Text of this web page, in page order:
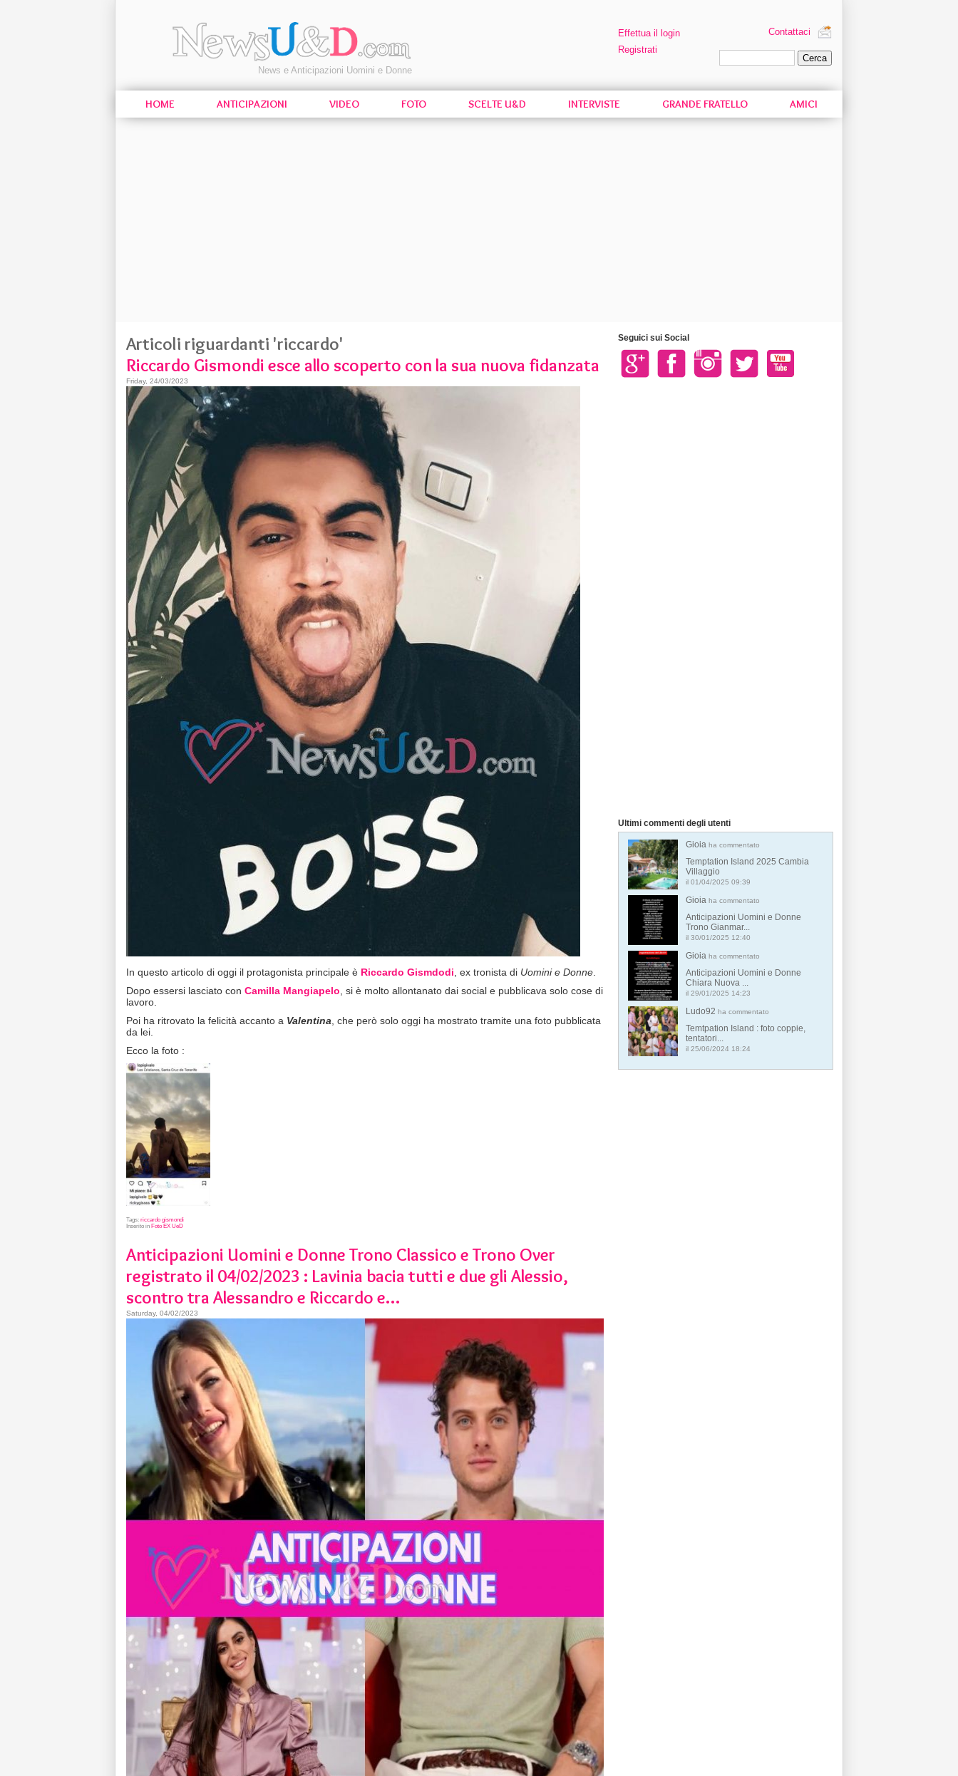
News e Anticipazioni Uomini e Donne
Effettua il login
Registrati
Contattaci
HOME ANTICIPAZIONI VIDEO FOTO SCELTE U&D INTERVISTE GRANDE FRATELLO AMICI
Articoli riguardanti 'riccardo'
Riccardo Gismondi esce allo scoperto con la sua nuova fidanzata
Friday, 24/03/2023
In questo articolo di oggi il protagonista principale è Riccardo Gismdodi, ex tronista di Uomini e Donne.
Dopo essersi lasciato con Camilla Mangiapelo, si è molto allontanato dai social e pubblicava solo cose di
lavoro.
Poi ha ritrovato la felicità accanto a Valentina, che però solo oggi ha mostrato tramite una foto pubblicata
da lei.
Ecco la foto :
Tags: riccardo gismondi
Inserito in Foto EX UeD
Anticipazioni Uomini e Donne Trono Classico e Trono Over
registrato il 04/02/2023 : Lavinia bacia tutti e due gli Alessio,
scontro tra Alessandro e Riccardo e…
Saturday, 04/02/2023
Seguici sui Social
Ultimi commenti degli utenti
Gioia ha commentato
Temptation Island 2025 Cambia
Villaggio
il 01/04/2025 09:39
Gioia ha commentato
Anticipazioni Uomini e Donne
Trono Gianmar...
il 30/01/2025 12:40
Gioia ha commentato
Anticipazioni Uomini e Donne
Chiara Nuova ...
il 29/01/2025 14:23
Ludo92 ha commentato
Temtpation Island : foto coppie,
tentatori...
il 25/06/2024 18:24